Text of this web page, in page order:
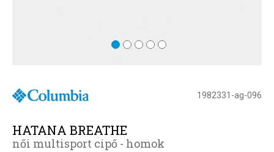
1982331-ag-096
HATANA BREATHE
női multisport cipő - homok